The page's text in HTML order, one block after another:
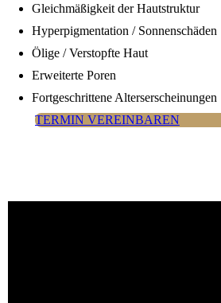
Gleichmäßigkeit der Hautstruktur
Hyperpigmentation / Sonnenschäden
Ölige / Verstopfte Haut
Erweiterte Poren
Fortgeschrittene Alterserscheinungen
TERMIN VEREINBAREN